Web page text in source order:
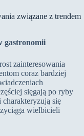
związane z trendem
gastronomii
zainteresowania
coraz bardziej
sięgają po ryby
charakteryzują się
wielbicieli